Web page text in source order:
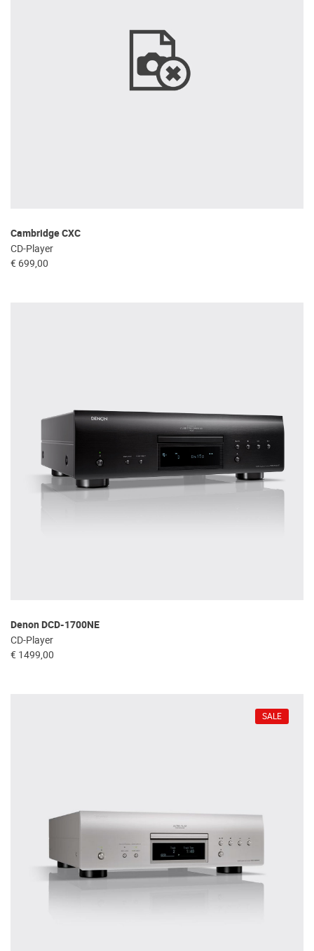
Cambridge CXC
CD-Player
€ 699,00
Denon DCD-1700NE
CD-Player
€ 1499,00
SALE